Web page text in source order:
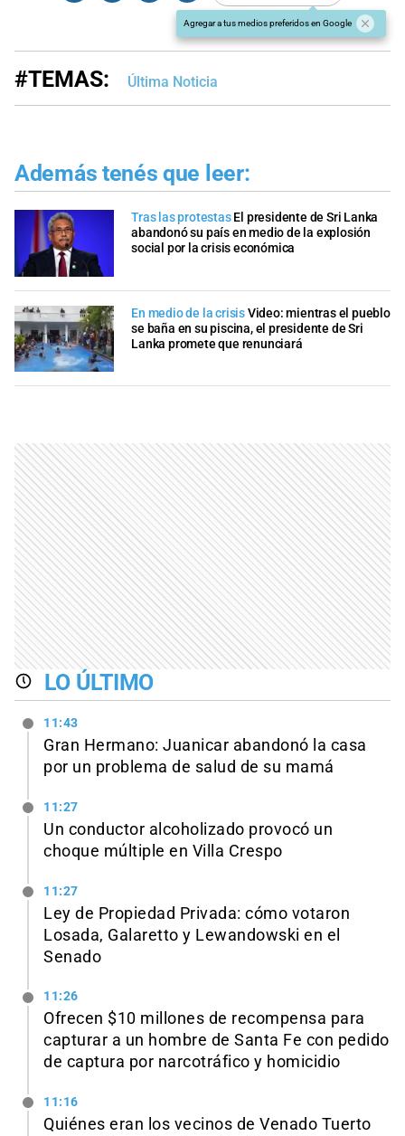
Agregar a tus medios preferidos en Google
#TEMAS: Última Noticia
Además tenés que leer:
Tras las protestas El presidente de Sri Lanka
abandonó su país en medio de la explosión
social por la crisis económica
En medio de la crisisVideo: mientras el pueblo
se baña en su piscina, el presidente de Sri
Lanka promete que renunciará
LO ÚLTIMO
11:43
Gran Hermano: Juanicar abandonó la casa
por un problema de salud de su mamá
11:27
Un conductor alcoholizado provocó un
choque múltiple en Villa Crespo
11:27
Ley de Propiedad Privada: cómo votaron
Losada, Galaretto y Lewandowski en el
Senado
11:26
Ofrecen $10 millones de recompensa para
capturar a un hombre de Santa Fe con pedido
de captura por narcotráfico y homicidio
11:16
Quiénes eran los vecinos de Venado Tuerto